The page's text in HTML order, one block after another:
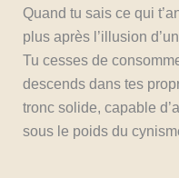
Quand tu sais ce qui
plus après l’illusion
Tu cesses de
descends dans tes
tronc solide, capable
sous le poids du